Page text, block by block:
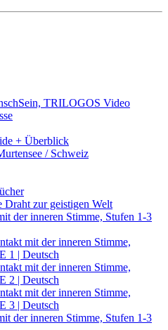
TRILOGOS Video
+ Überblick
/ Schweiz
Draht zur geistigen Welt
der inneren Stimme, Stufen 1-3
mit der inneren Stimme,
1 | Deutsch
mit der inneren Stimme,
2 | Deutsch
mit der inneren Stimme,
3 | Deutsch
der inneren Stimme, Stufen 1-3